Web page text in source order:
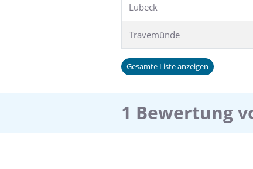
Lübeck
Travemünde
Gesamte Liste anzeigen
1 Bewertung